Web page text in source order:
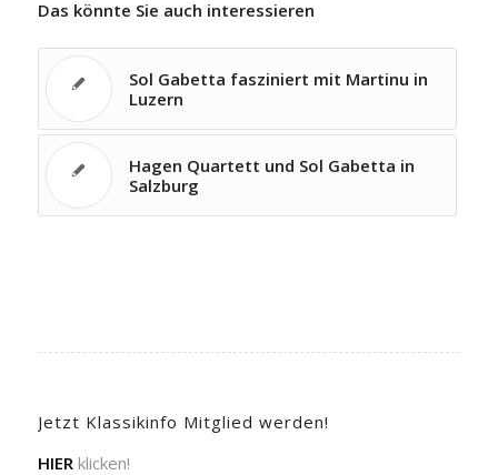
Das könnte Sie auch interessieren
Sol Gabetta fasziniert mit Martinu in
Luzern
Hagen Quartett und Sol Gabetta in
Salzburg
Jetzt Klassikinfo Mitglied werden!
HIER klicken!